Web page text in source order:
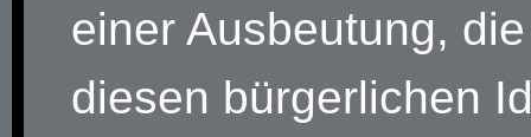
einer Ausbeutung,
diesen bürgerlichen